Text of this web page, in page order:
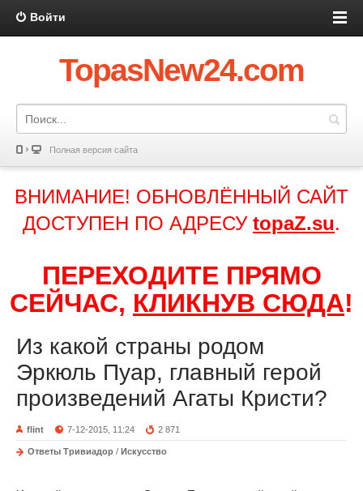
Войти
TopasNew24.com
Полная версия сайта
ВНИМАНИЕ! ОБНОВЛЁННЫЙ САЙТ
ДОСТУПЕН ПО АДРЕСУ topaZ.su.
ПЕРЕХОДИТЕ ПРЯМО
СЕЙЧАС, КЛИКНУВ СЮДА!
Из какой страны родом
Эркюль Пуар, главный герой
произведений Агаты Кристи?
flint 7-12-2015, 11:24 2 871
Ответы Тривиадор / Искусство